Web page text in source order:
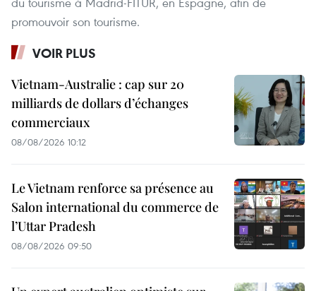
promouvoir son tourisme.
VOIR PLUS
Vietnam-Australie : cap sur 20
milliards de dollars d’échanges
commerciaux
08/08/2026 10:12
Le Vietnam renforce sa présence au
Salon international du commerce de
l’Uttar Pradesh
08/08/2026 09:50